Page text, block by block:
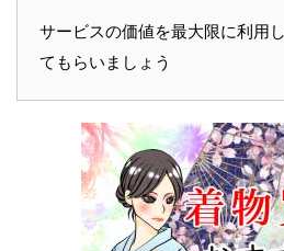
サービスの価値を最大限に利用
てもらいましょう